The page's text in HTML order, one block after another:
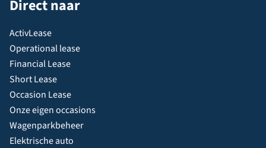
Direct naar
ActivLease
Operational lease
Financial Lease
Short Lease
Occasion Lease
Onze eigen occasions
Wagenparkbeheer
Elektrische auto